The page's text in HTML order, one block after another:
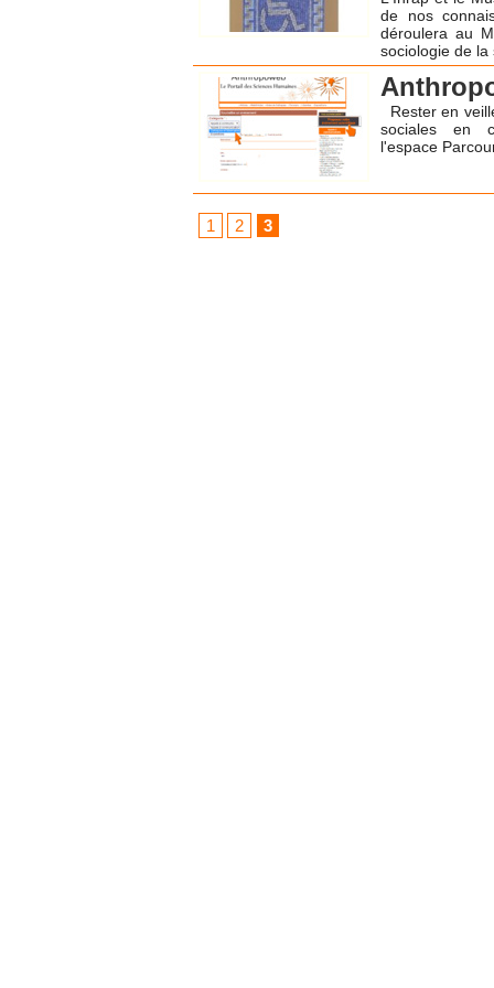
de nos
déroulera au
sociologie de la
Rester en
sociales en
l'espace
1 2 3